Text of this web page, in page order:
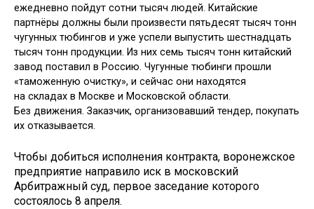
ежедневно пойдут сотни тысяч людей. Китайские
партнёры должны были произвести пятьдесят тысяч тонн
чугунных тюбингов и уже успели выпустить шестнадцать
тысяч тонн продукции. Из них семь тысяч тонн китайский
завод поставил в Россию. Чугунные тюбинги прошли
«таможенную очистку», и сейчас они находятся
на складах в Москве и Московской области.
Без движения. Заказчик, организовавший тендер, покупать
их отказывается.
Чтобы добиться исполнения контракта, воронежское
предприятие направило иск в московский
Арбитражный суд, первое заседание которого
состоялось 8 апреля.